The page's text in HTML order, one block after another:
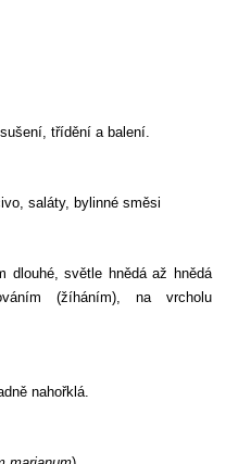
třídění a balení.
saláty, bylinné směsi
dlouhé, světle hnědá až hnědá
(žíháním), na vrcholu
nahořklá.